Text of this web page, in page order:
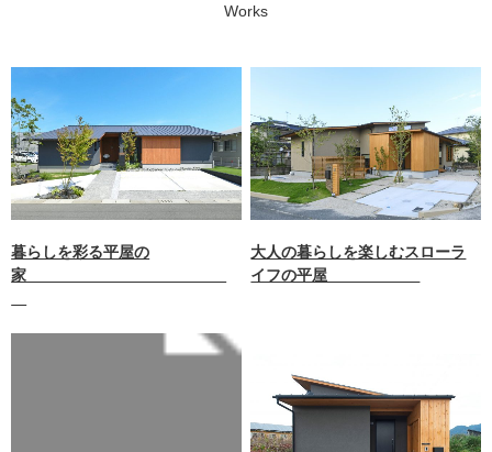
Works
暮らしを彩る平屋の
家
大人の暮らしを楽しむスローラ
イフの平屋